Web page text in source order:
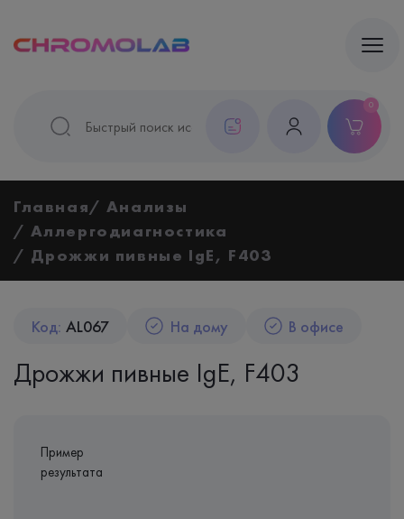
0
Главная
Анализы
Аллергодиагностика
Дрожжи пивные IgE, F403
Код: AL067 На дому В офисе
Дрожжи пивные IgE, F403
Пример
результата